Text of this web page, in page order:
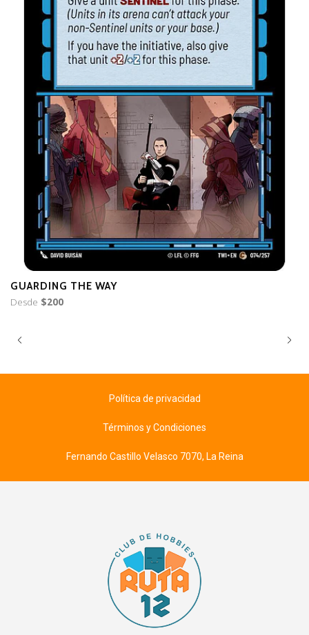
GUARDING THE WAY
Desde $200
Política de privacidad
Términos y Condiciones
Fernando Castillo Velasco 7070, La Reina